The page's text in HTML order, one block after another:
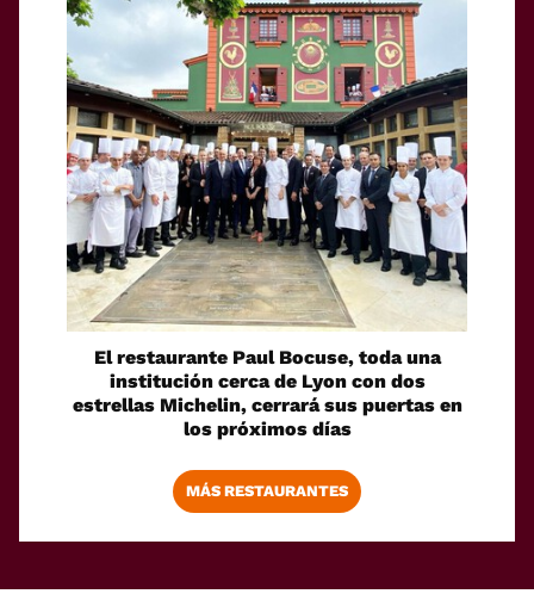
El restaurante Paul Bocuse, toda una
institución cerca de Lyon con dos
estrellas Michelin, cerrará sus puertas en
los próximos días
MÁS RESTAURANTES